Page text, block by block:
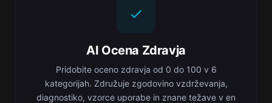
AI Ocena Zdravja
Pridobite oceno zdravja od 0 do 100 v 6
kategorijah. Združuje zgodovino vzdrževanja,
diagnostiko, vzorce uporabe in znane težave v en